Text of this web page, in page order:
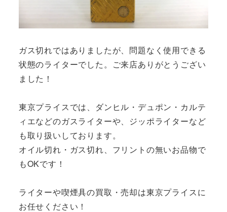
ガス切れではありましたが、問題なく使用できる
状態のライターでした。ご来店ありがとうござい
ました！
東京プライスでは、ダンヒル・デュポン・カルテ
ィエなどのガスライターや、ジッポライターなど
も取り扱いしております。
オイル切れ・ガス切れ、フリントの無いお品物で
もOKです！
ライターや喫煙具の買取・売却は東京プライスに
お任せください！